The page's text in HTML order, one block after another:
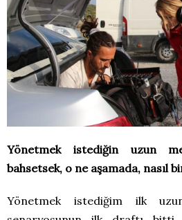
Yönetmek istediğin uzun
bahsetsek, o ne aşamada, nasıl
Yönetmek istediğim ilk